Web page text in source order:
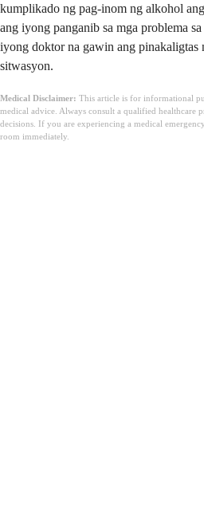
kumplikado ng pag-inom ng alkohol
ang iyong panganib sa mga problema
iyong doktor na gawin ang pinakaligtas
sitwasyon.
Medical Disclaimer: This article is for informational
medical advice. Always consult a qualified healthcare
decisions. If you are experiencing a medical
room immediately.